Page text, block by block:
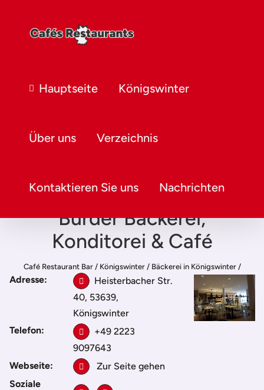
Hauptseite Königswinter
Über uns Verzeichnis
Kontaktieren Sie uns Nachrichten
Bürder Bäckerei,
Konditorei & Café
Café Restaurant Bar/ Königswinter/ Bäckerei in Königswinter/
Bürder Bäckerei, Konditorei & Café
Adresse:
Heisterbacher Str.
40, 53639,
Königswinter
Telefon:
+49 2223
9097643
Webseite:
Zur Seite gehen
Soziale